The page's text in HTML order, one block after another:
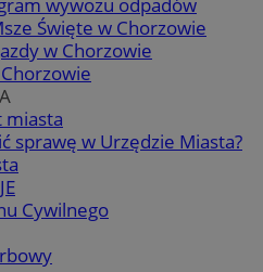
Święte w Chorzowie
w Chorzowie
miasta
sprawę w Urzędzie Miasta?
Cywilnego